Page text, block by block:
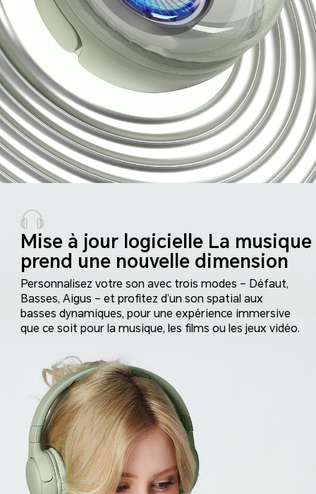
Mise à jour logicielle La musique
prend une nouvelle dimension
Personnalisez votre son avec trois modes – Défaut,
Basses, Aigus – et profitez d’un son spatial aux
basses dynamiques, pour une expérience immersive
que ce soit pour la musique, les films ou les jeux vidéo.